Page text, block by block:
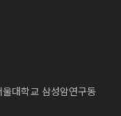
대학교 삼성암연구동